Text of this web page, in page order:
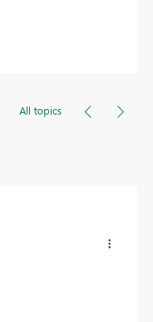
All topics